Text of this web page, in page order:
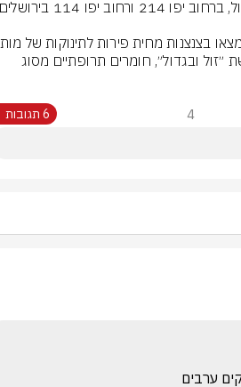
4 6 תגובות
ערבים